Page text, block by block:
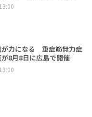
が力になる 重症筋無力症
8月8日に広島で開催